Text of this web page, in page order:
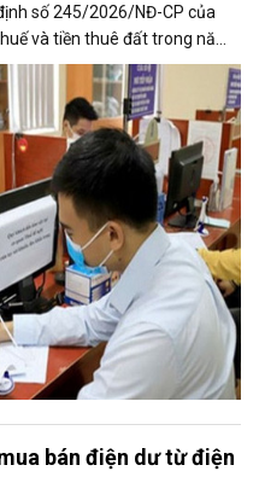
số 245/2026/NĐ-CP của
và tiền thuê đất trong năm
chóng đi vào thực tiễn và
bán điện dư từ điện